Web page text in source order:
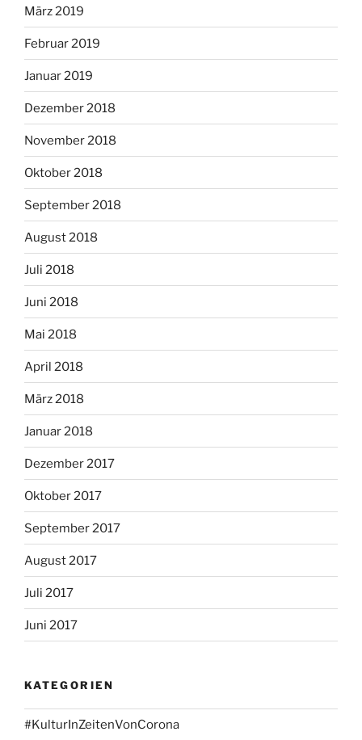
März 2019
Februar 2019
Januar 2019
Dezember 2018
November 2018
Oktober 2018
September 2018
August 2018
Juli 2018
Juni 2018
Mai 2018
April 2018
März 2018
Januar 2018
Dezember 2017
Oktober 2017
September 2017
August 2017
Juli 2017
Juni 2017
KATEGORIEN
#KulturInZeitenVonCorona